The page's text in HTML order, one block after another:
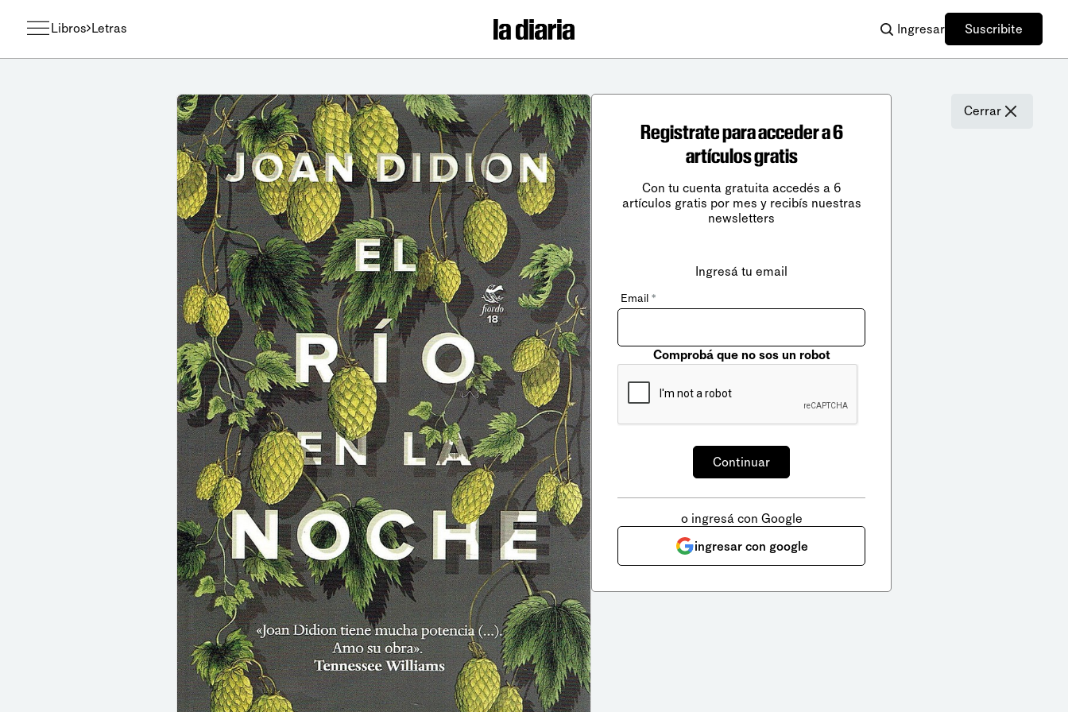
Libros Letras Ingresar Suscribite
Cerrar
Registrate para acceder a 6
artículos gratis
Con tu cuenta gratuita accedés a 6
artículos gratis por mes y recibís nuestras
newsletters
Ingresá tu email
Email *
Comprobá que no sos un robot
o ingresá con Google
ingresar con google